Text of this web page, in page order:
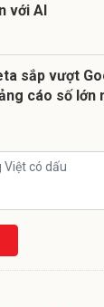
với AI
sắp vượt
cáo số lớn